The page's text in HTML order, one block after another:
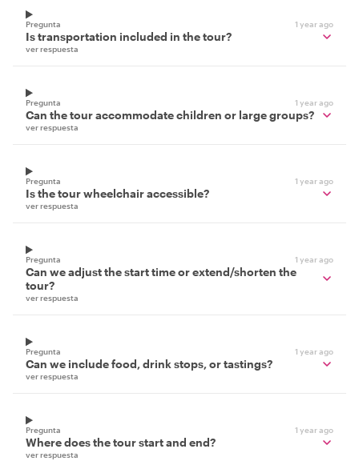
Pregunta 1 year ago
Is transportation included in the tour?
ver respuesta
Pregunta 1 year ago
Can the tour accommodate children or large groups?
ver respuesta
Pregunta 1 year ago
Is the tour wheelchair accessible?
ver respuesta
Pregunta 1 year ago
Can we adjust the start time or extend/shorten the
tour?
ver respuesta
Pregunta 1 year ago
Can we include food, drink stops, or tastings?
ver respuesta
Pregunta 1 year ago
Where does the tour start and end?
ver respuesta